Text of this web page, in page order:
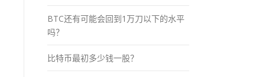
BTC还有可能会回到1万刀以下的水平
吗？
比特币最初多少钱一股？